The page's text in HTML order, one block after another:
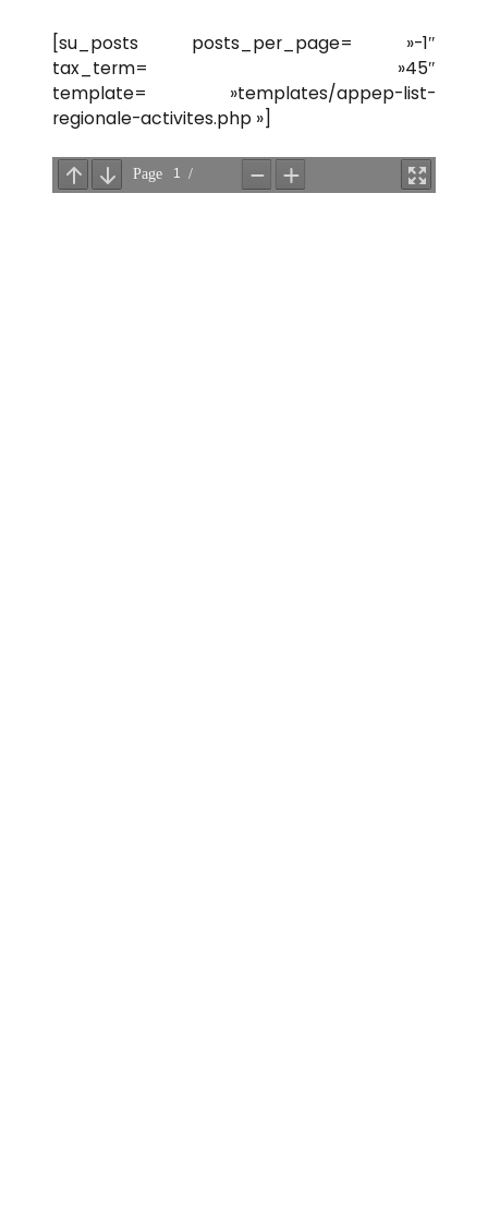
[su_posts posts_per_page= »-1″
tax_term= »45″
template= »templates/appep-list-
regionale-activites.php »]